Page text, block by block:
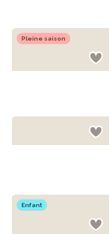
Pleine saison
Enfant